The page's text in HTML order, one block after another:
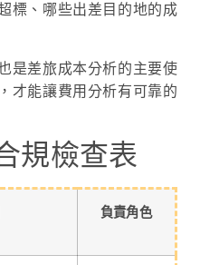
標、哪些出差目的地的成
是差旅成本分析的主要使
才能讓費用分析有可靠的
規檢查表
負責角色